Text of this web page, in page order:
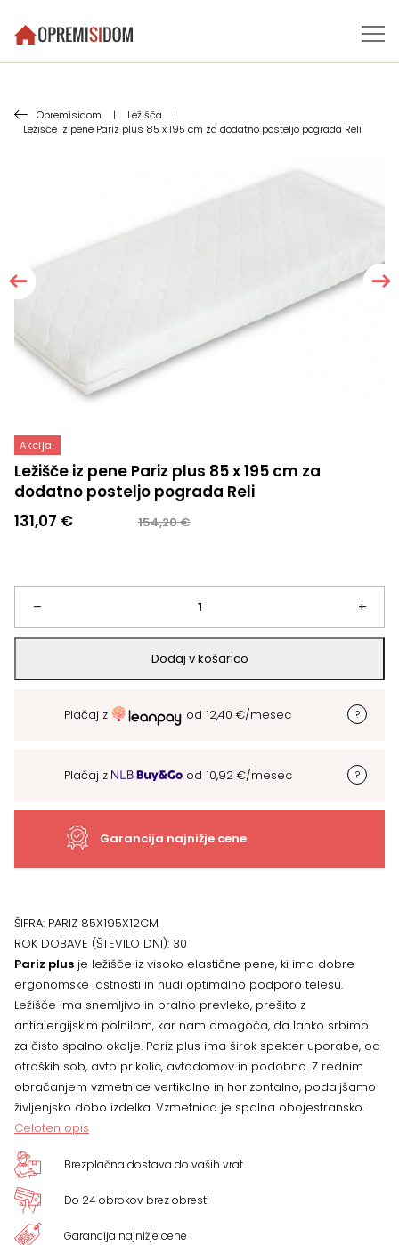
Opremisidom | Ležišča
|
Ležišče iz pene Pariz plus 85 x 195 cm za dodatno posteljo pograda Reli
Akcija!
Ležišče iz pene Pariz plus 85 x 195 cm za
dodatno posteljo pograda Reli
154,20€
Izvirna
bila:
154,20 €.
131,07 €
Trenutna
131,07 €.
–
Ležišče
iz
pene
195
za
dodatno
posteljo
pograda
Reli
+
Dodaj v košarico
Plačaj z od 12,40 €/mesec
Plačaj z od 10,92 €/mesec
Garancija najnižje cene
ŠIFRA: PARIZ 85X195X12CM
ROK DOBAVE (ŠTEVILO DNI): 30
Pariz plus je ležišče iz visoko elastične pene, ki ima dobre
ergonomske lastnosti in nudi optimalno podporo telesu.
Ležišče ima snemljivo in pralno prevleko, prešito z
antialergijskim polnilom, kar nam omogoča, da lahko srbimo
za čisto spalno okolje. Pariz plus ima širok spekter uporabe, od
otroških sob, avto prikolic, avtodomov in podobno. Z rednim
obračanjem vzmetnice vertikalno in horizontalno, podaljšamo
življenjsko dobo izdelka. Vzmetnica je spalna obojestransko.
Celoten opis
Brezplačna dostava do vaših vrat
Do 24 obrokov brez obresti
Garancija najnižje cene